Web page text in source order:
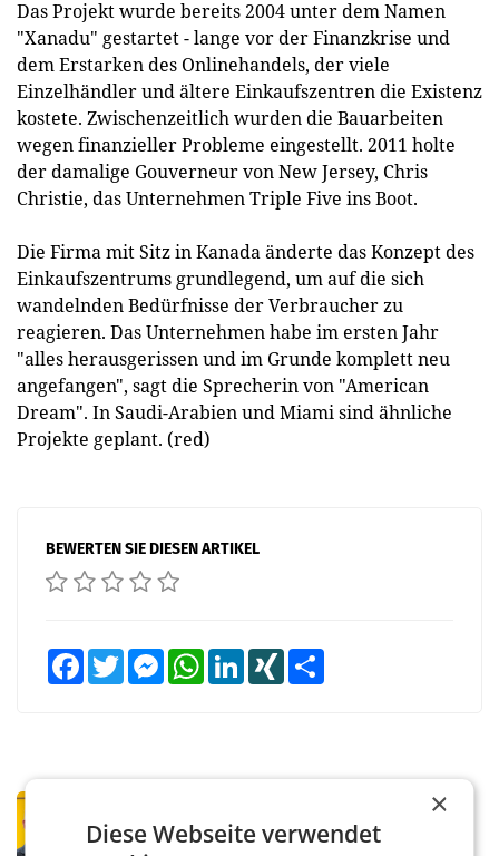
Das Projekt wurde bereits 2004 unter dem Namen
"Xanadu" gestartet - lange vor der Finanzkrise und
dem Erstarken des Onlinehandels, der viele
Einzelhändler und ältere Einkaufszentren die Existenz
kostete. Zwischenzeitlich wurden die Bauarbeiten
wegen finanzieller Probleme eingestellt. 2011 holte
der damalige Gouverneur von New Jersey, Chris
Christie, das Unternehmen Triple Five ins Boot.
Die Firma mit Sitz in Kanada änderte das Konzept des
Einkaufszentrums grundlegend, um auf die sich
wandelnden Bedürfnisse der Verbraucher zu
reagieren. Das Unternehmen habe im ersten Jahr
"alles herausgerissen und im Grunde komplett neu
angefangen", sagt die Sprecherin von "American
Dream". In Saudi-Arabien und Miami sind ähnliche
Projekte geplant. (red)
BEWERTEN SIE DIESEN ARTIKEL
FacebookTwitter MessengerWhatsAppLinkedInXING
Österreichische Post: Umsatzplus im
×
Diese Webseite verwendet